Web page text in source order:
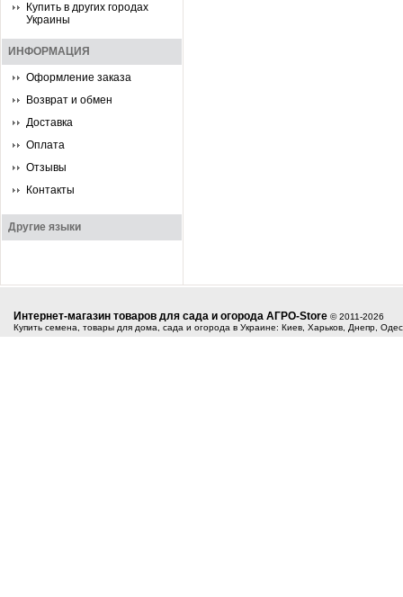
Купить в других городах
Украины
ИНФОРМАЦИЯ
Оформление заказа
Возврат и обмен
Доставка
Оплата
Отзывы
Контакты
Другие языки
Интернет-магазин товаров для сада и огорода АГРО-Store © 2011-2026
Купить семена, товары для дома, сада и огорода в Украине: Киев, Харьков, Днепр,